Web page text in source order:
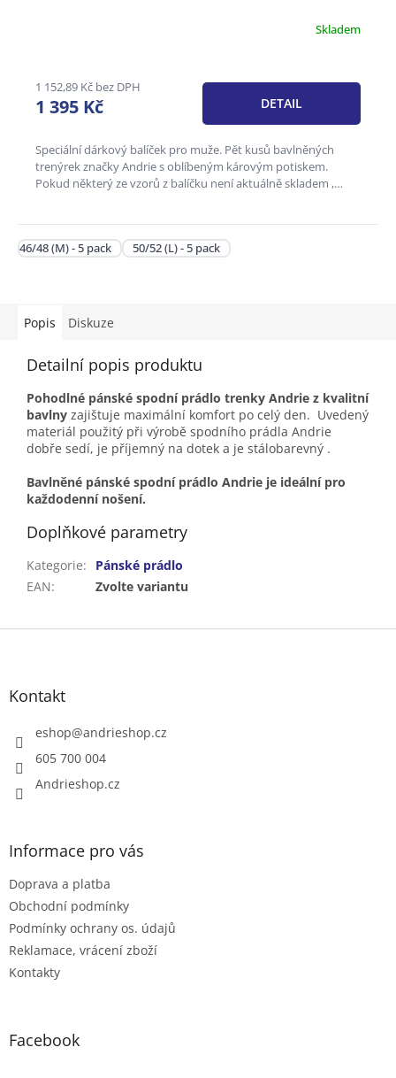
je
3,6
z
hvězdiček.
Skladem
1 152,89 Kč bez DPH
1 395 Kč DETAIL
Speciální dárkový balíček pro muže. Pět kusů bavlněných
trenýrek značky Andrie s oblíbeným károvým potiskem.
Pokud některý ze vzorů z balíčku není aktuálně skladem ,
46/48 (M) - 5 pack 50/52 (L) - 5 pack
Popis Diskuze
Detailní popis produktu
Pohodlné pánské spodní prádlo trenky Andrie z kvalitní
bavlny zajištuje maximální komfort po celý den. Uvedený
materiál použitý při výrobě spodního prádla Andrie
dobře sedí, je příjemný na dotek a je stálobarevný .
Bavlněné pánské spodní prádlo Andrie je ideální pro
každodenní nošení.
Doplňkové parametry
Kategorie:
Pánské prádlo
EAN: Zvolte variantu
Z
Kontakt
eshop@andrieshop.cz
605 700 004
Andrieshop.cz
Informace pro vás
Doprava a platba
Obchodní podmínky
Podmínky ochrany os. údajů
Reklamace, vrácení zboží
Kontakty
Facebook